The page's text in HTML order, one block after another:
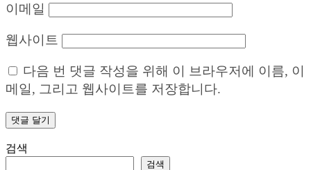
이메일
웹사이트
다음 번 댓글 작성을 위해 이 브라우저에 이름, 이
메일, 그리고 웹사이트를 저장합니다.
검색
검색